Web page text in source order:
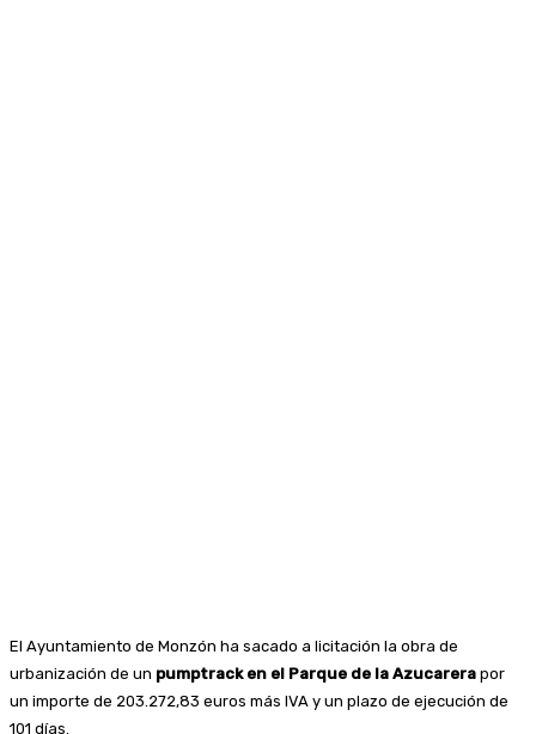
El Ayuntamiento de Monzón ha sacado a licitación la obra de
urbanización de un pumptrack en el Parque de la Azucarera por
un importe de 203.272,83 euros más IVA y un plazo de ejecución de
101 días.